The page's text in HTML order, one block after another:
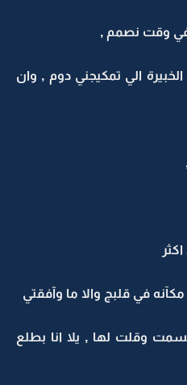
وقت نصمم ,
الي تمكيجني دوم , وان
في قلبج والا ما وآفقتي
وقلت لها , يلا انا بطلع